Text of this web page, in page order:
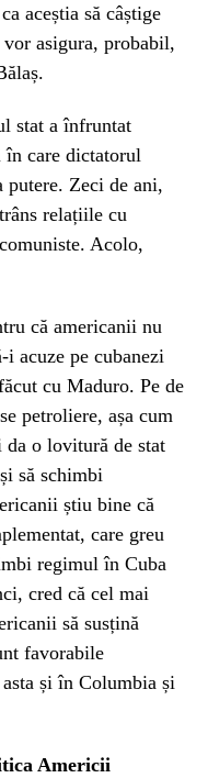
aceștia să câștige
asigura, probabil,
stat a înfruntat
care dictatorul
Zeci de ani,
relațiile cu
Acolo,
că americanii nu
i acuze pe cubanezi
cu Maduro. Pe de
petroliere, așa cum
da o lovitură de stat
să schimbi
știu bine că
care greu
regimul în Cuba
cred că cel mai
să susțină
favorabile
și în Columbia și
Americii